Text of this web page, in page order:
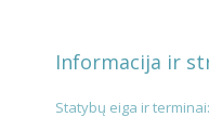
Informacija ir
Statybų eiga ir